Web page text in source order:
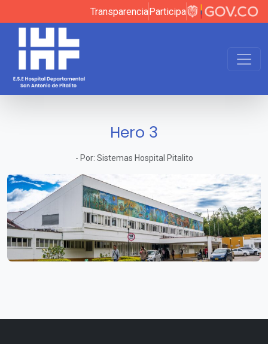
TransparenciaParticipa
Hero 3
- Por: Sistemas Hospital Pitalito